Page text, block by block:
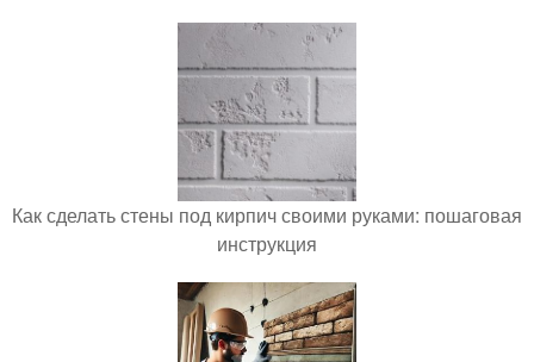
Как сделать стены под кирпич своими руками: пошаговая
инструкция